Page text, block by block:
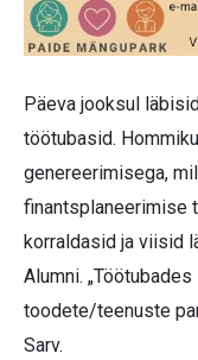
Päeva jooksul
töötubasid.
genereerimisega,
finantsplaneerimise
korraldasid ja viisid
Alumni.
toodete/teenuste
Sarv.